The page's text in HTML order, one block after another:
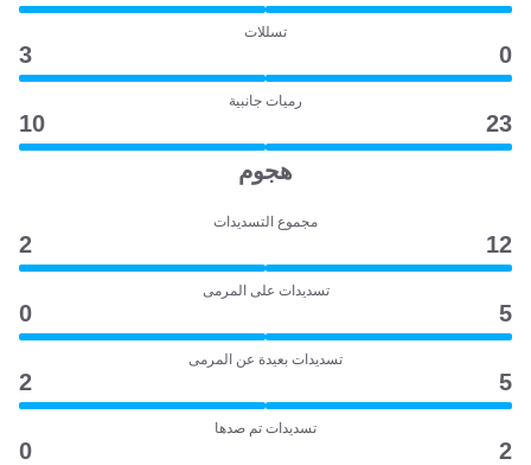
تسللات
0
3
رميات جانبية
23
10
هجوم
مجموع التسديدات
12
2
تسديدات على المرمى
5
0
تسديدات بعيدة عن المرمى
5
2
تسديدات تم صدها
2
0